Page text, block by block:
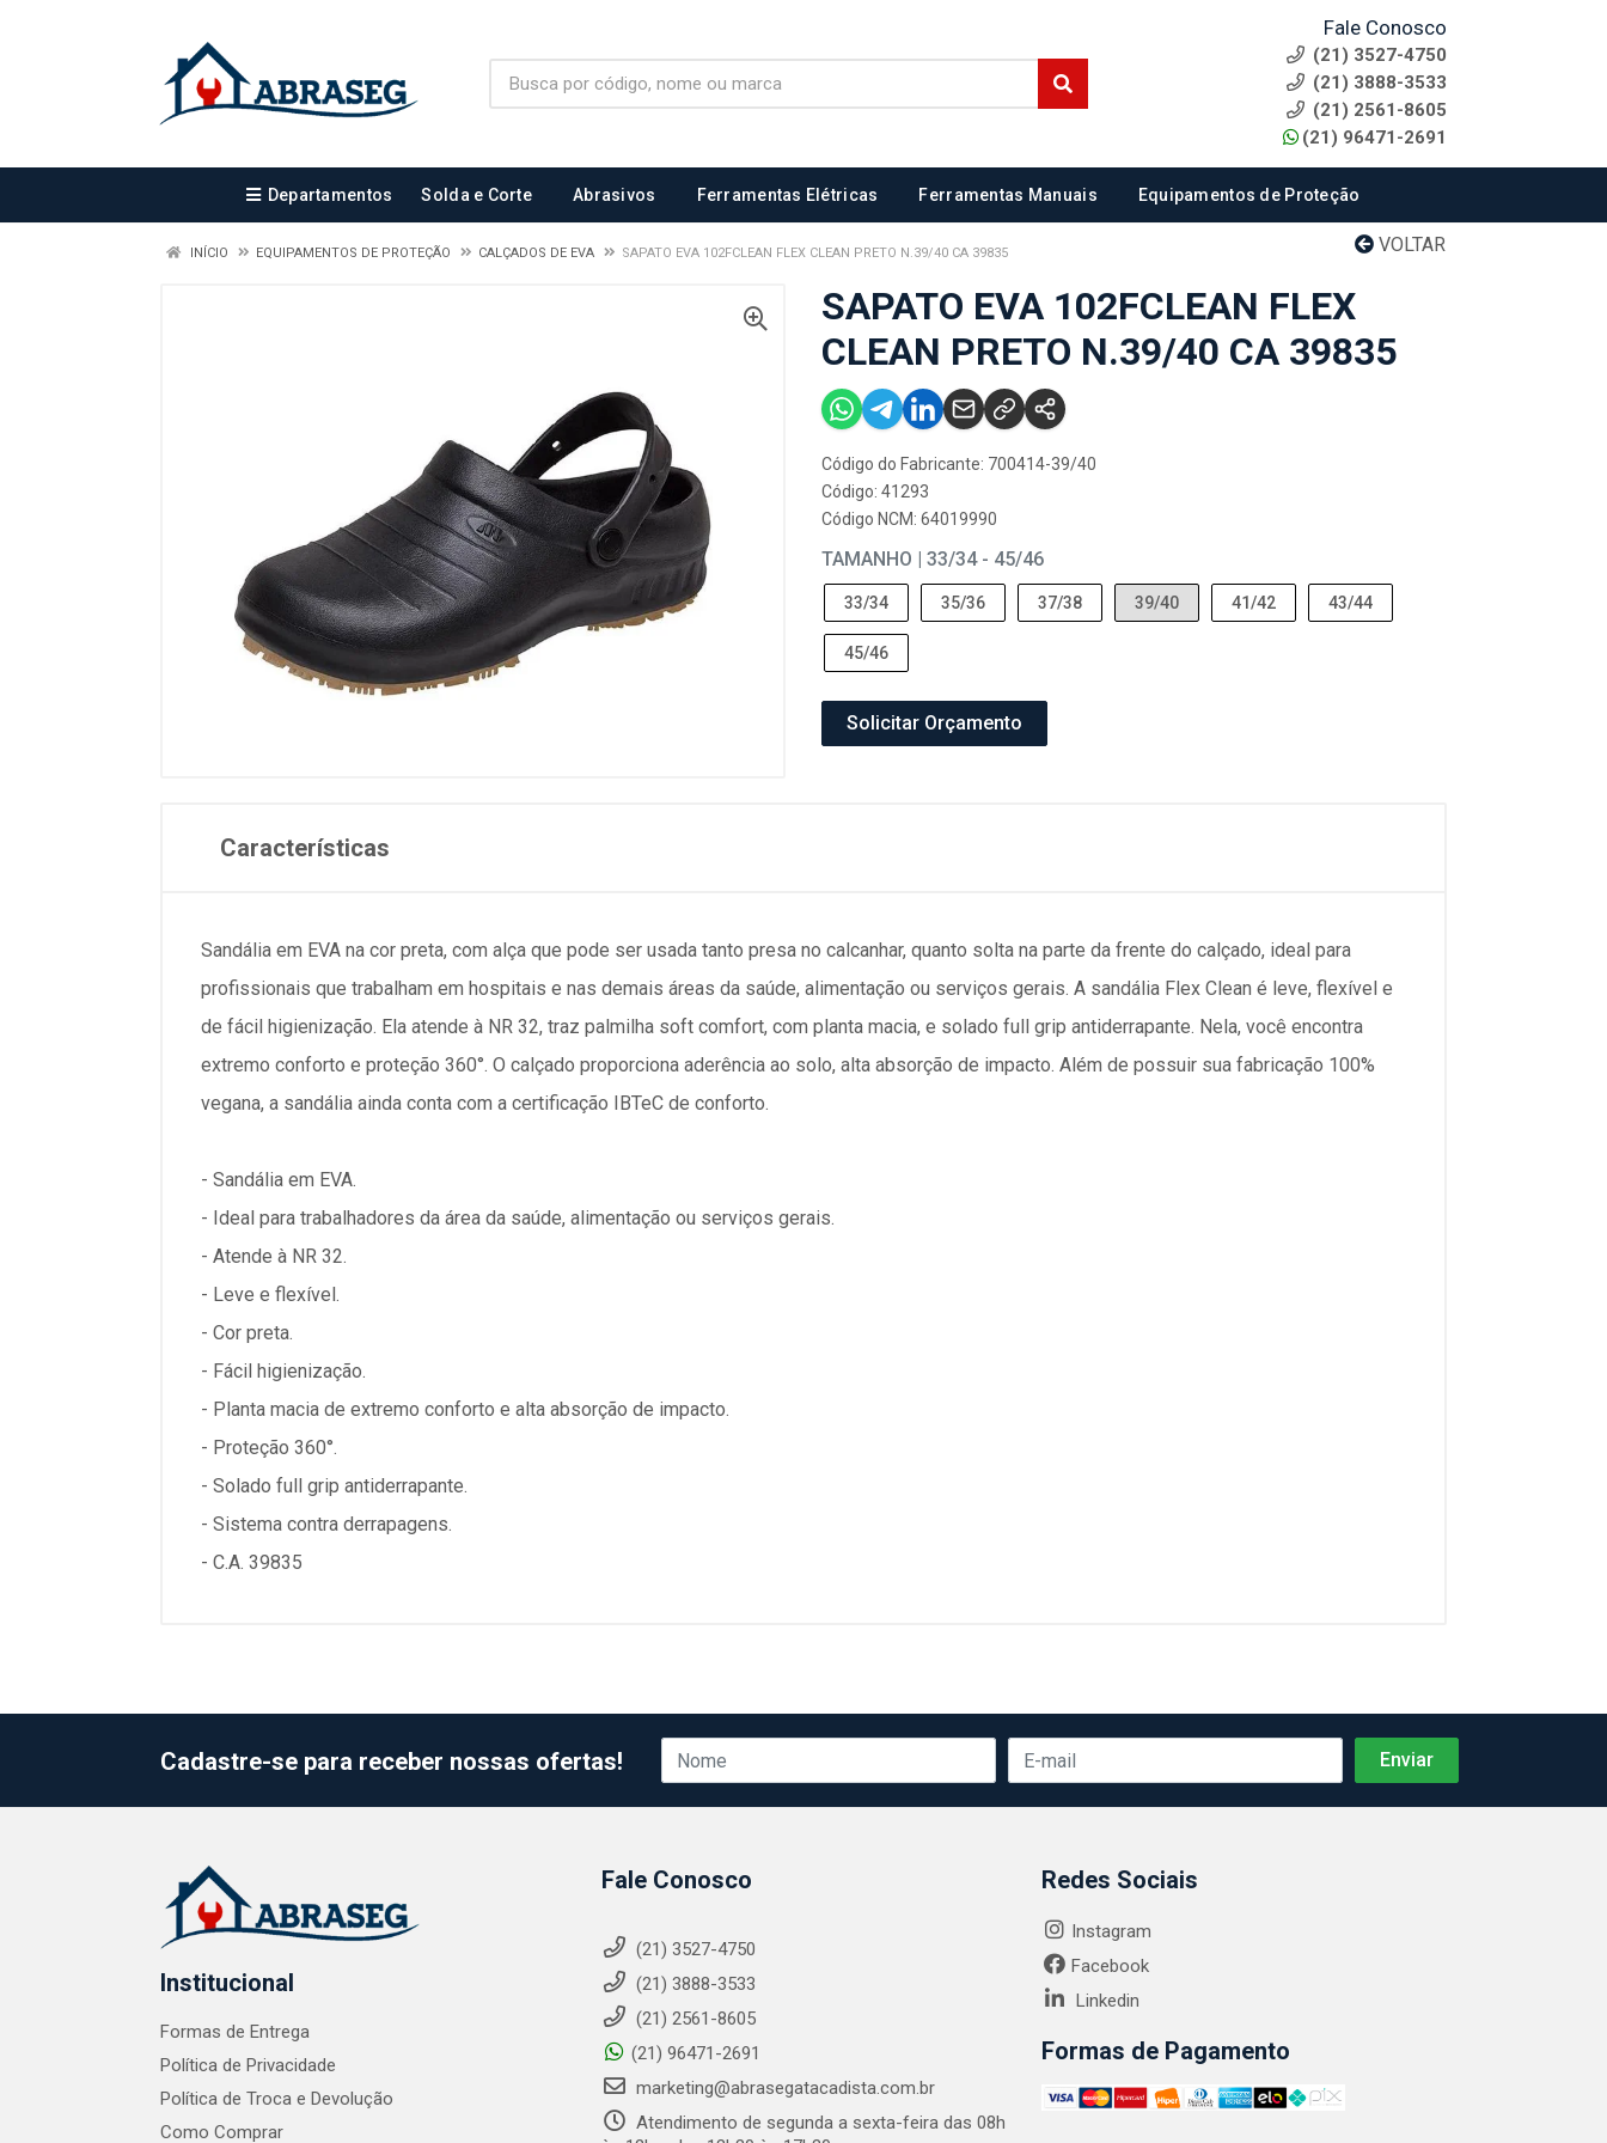
Fale Conosco
(21) 3527-4750
(21) 3888-3533
(21) 2561-8605
(21) 96471-2691
Departamentos Solda e Corte Abrasivos Ferramentas Elétricas Ferramentas Manuais Equipamentos de Proteção
VOLTAR
INÍCIO EQUIPAMENTOS DE PROTEÇÃO CALÇADOS DE EVA SAPATO EVA 102FCLEAN FLEX CLEAN PRETO N.39/40 CA 39835
SAPATO EVA 102FCLEAN FLEX
CLEAN PRETO N.39/40 CA 39835
Código do Fabricante: 700414-39/40
Código: 41293
Código NCM: 64019990
TAMANHO | 33/34 - 45/46
33/34 35/36 37/38 39/40 41/42 43/44
45/46
Solicitar Orçamento
Características
Sandália em EVA na cor preta, com alça que pode ser usada tanto presa no calcanhar, quanto solta na parte da frente do calçado, ideal para
profissionais que trabalham em hospitais e nas demais áreas da saúde, alimentação ou serviços gerais. A sandália Flex Clean é leve, flexível e
de fácil higienização. Ela atende à NR 32, traz palmilha soft comfort, com planta macia, e solado full grip antiderrapante. Nela, você encontra
extremo conforto e proteção 360°. O calçado proporciona aderência ao solo, alta absorção de impacto. Além de possuir sua fabricação 100%
vegana, a sandália ainda conta com a certificação IBTeC de conforto.
- Sandália em EVA.
- Ideal para trabalhadores da área da saúde, alimentação ou serviços gerais.
- Atende à NR 32.
- Leve e flexível.
- Cor preta.
- Fácil higienização.
- Planta macia de extremo conforto e alta absorção de impacto.
- Proteção 360°.
- Solado full grip antiderrapante.
- Sistema contra derrapagens.
- C.A. 39835
Cadastre-se para receber nossas ofertas!
Institucional
Formas de Entrega
Política de Privacidade
Política de Troca e Devolução
Como Comprar
Fale Conosco
(21) 3527-4750
(21) 3888-3533
(21) 2561-8605
(21) 96471-2691
marketing@abrasegatacadista.com.br
Atendimento de segunda a sexta-feira das 08h
Redes Sociais
Instagram
Facebook
Linkedin
Formas de Pagamento